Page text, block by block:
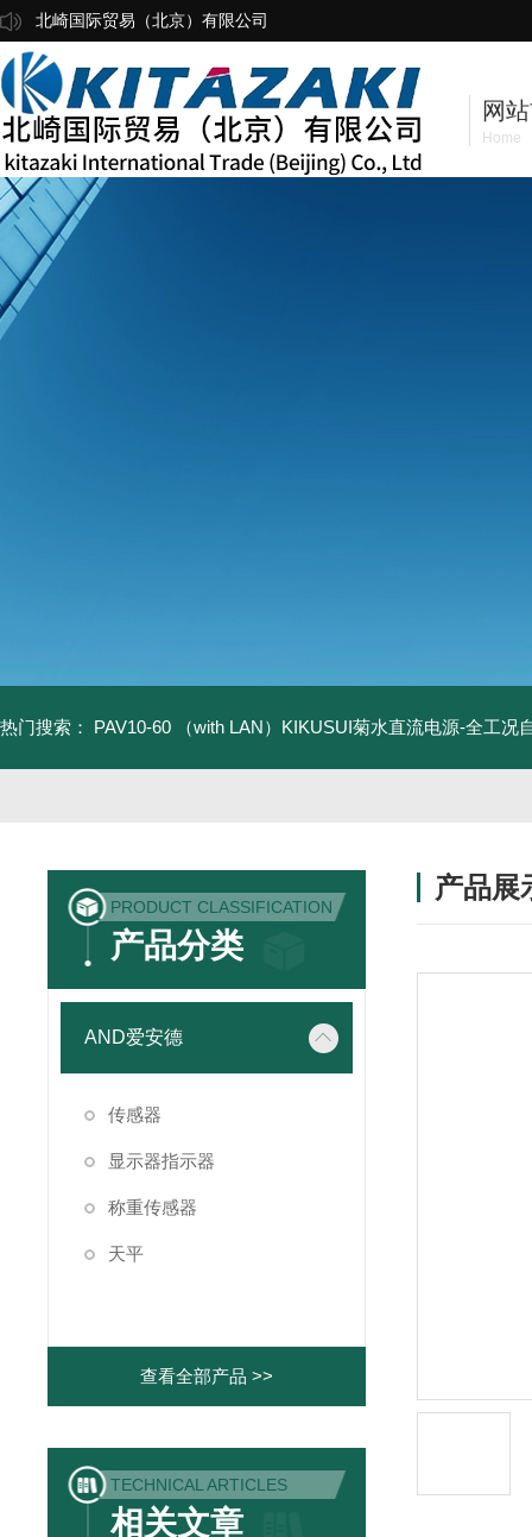
北崎国际贸易（北京）有限公司
网
Home
热门搜索： PAV10-60 （with LAN）KIKUSUI菊水直流电源-全工况
PRODUCT CLASSIFICATION
产品分类
AND爱安德
传感器
显示器指示器
称重传感器
天平
查看全部产品 >>
TECHNICAL ARTICLES
相关文章
产品展